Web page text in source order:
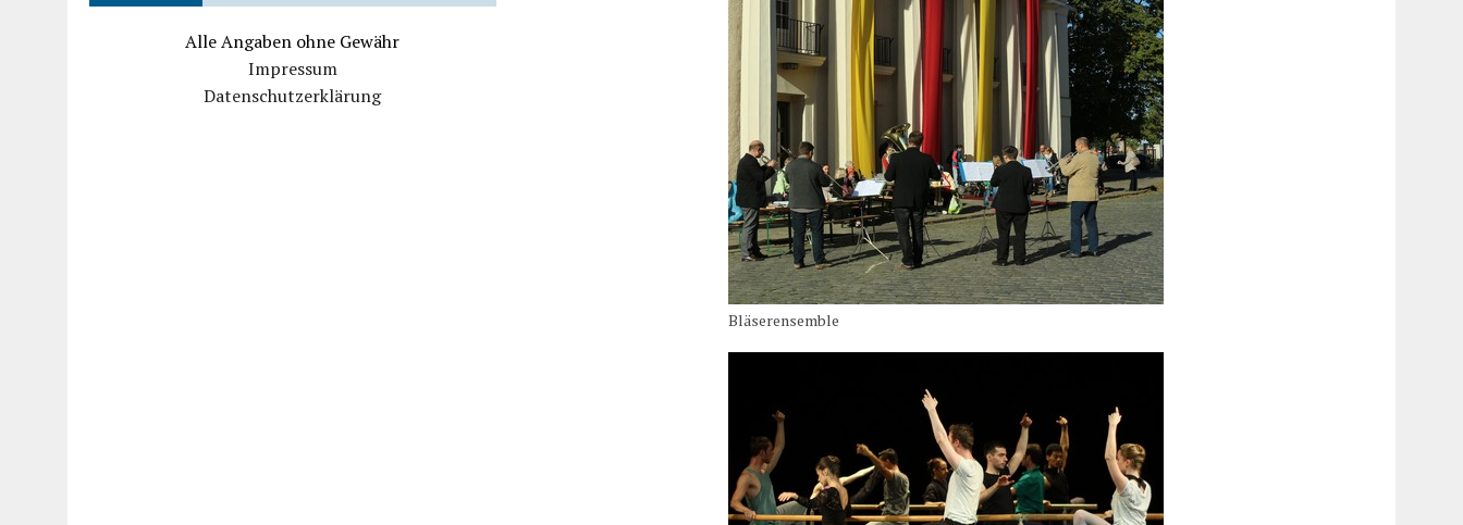
Bläserensemble
Alle Angaben ohne Gewähr
Impressum
Datenschutzerklärung